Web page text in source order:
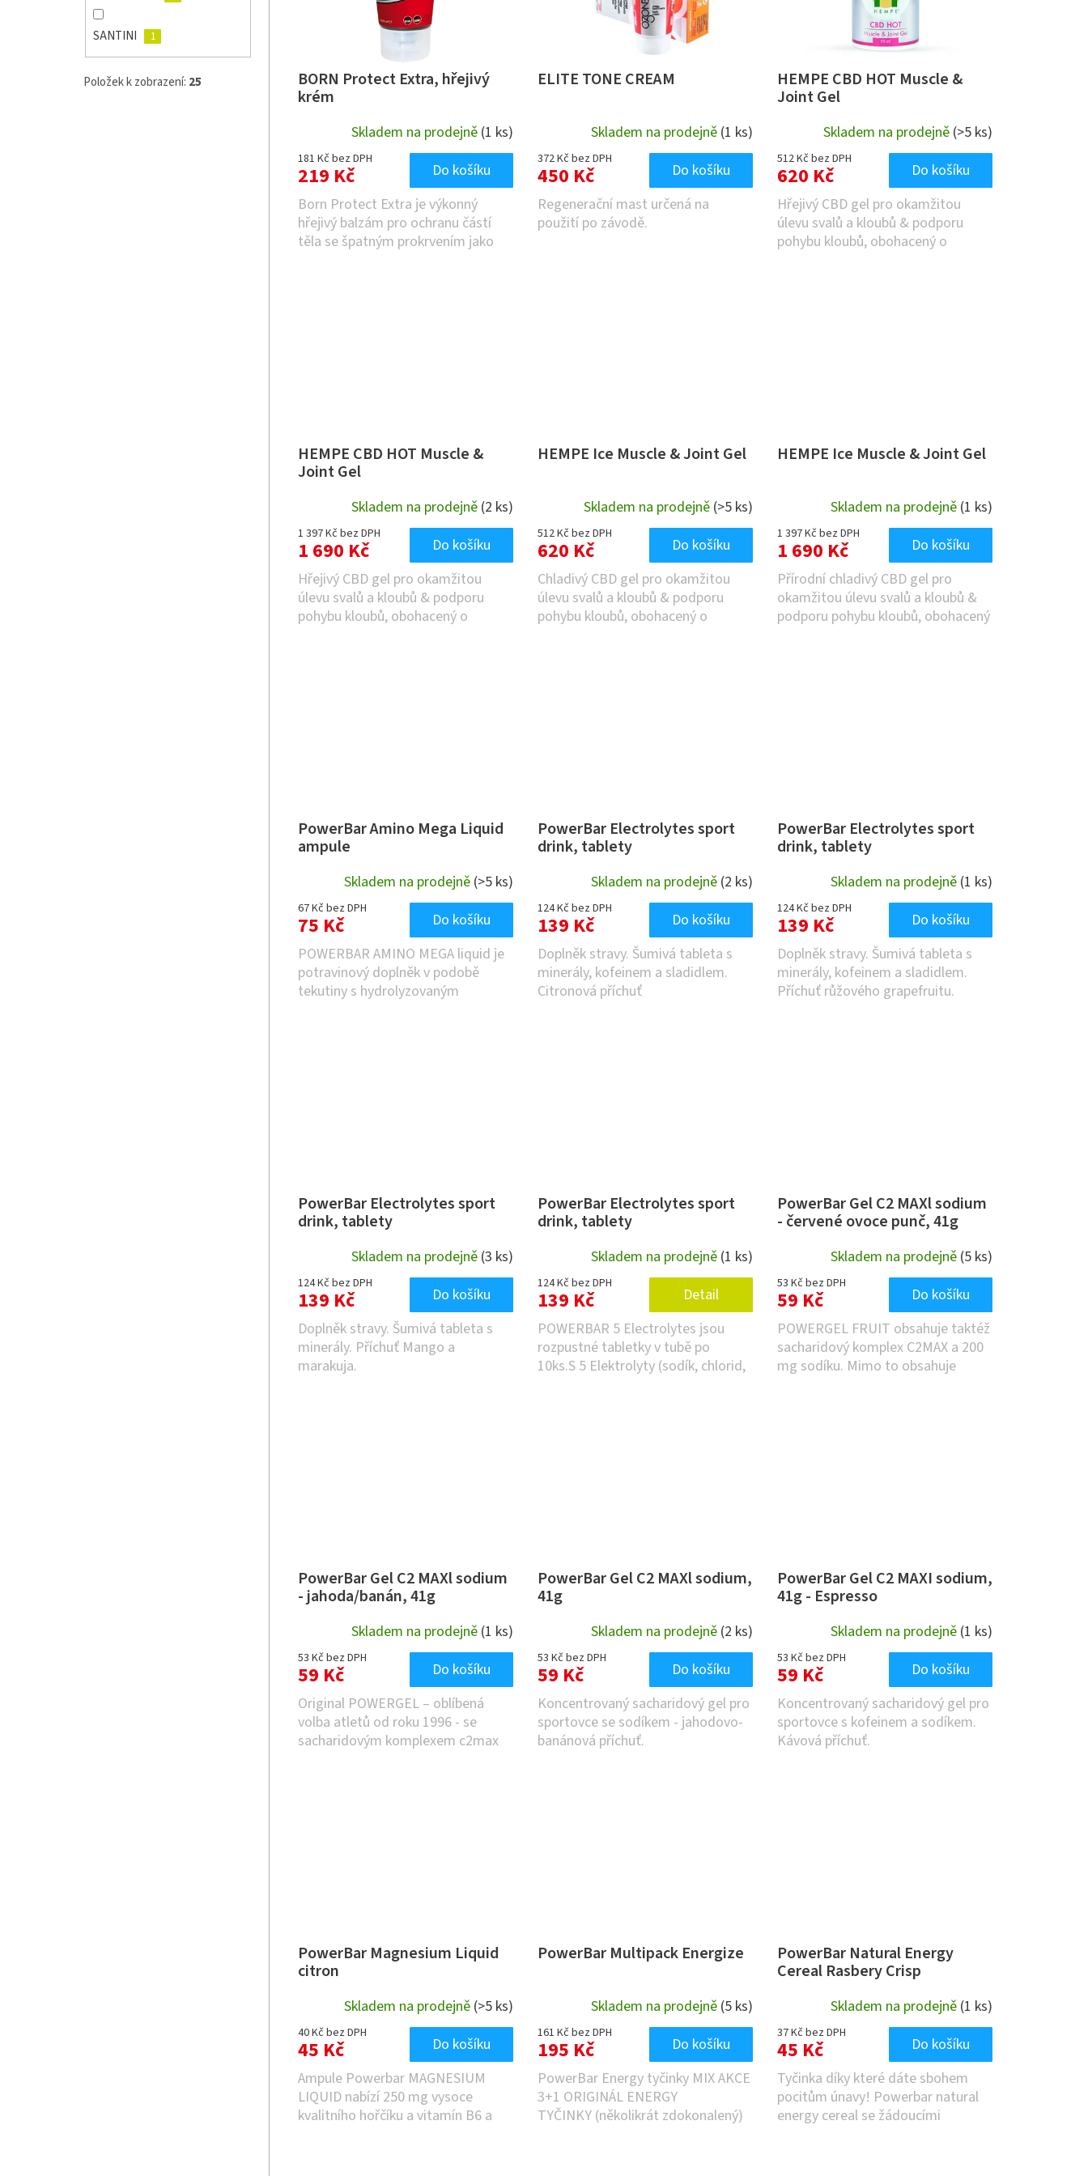
SANTINI 1
Položek k zobrazení: 25 BORN Protect Extra, hřejivý
krém
Skladem na prodejně (1 ks)
181 Kč bez DPH
219 Kč
Do košíku
Born Protect Extra je výkonný
hřejivý balzám pro ochranu částí
těla se špatným prokrvením jako
ELITE TONE CREAM
Skladem na prodejně (1 ks)
372 Kč bez DPH
450 Kč
Do košíku
Regenerační mast určená na
použití po závodě.
HEMPE CBD HOT Muscle &
Joint Gel
Skladem na prodejně (>5 ks)
512 Kč bez DPH
620 Kč
Do košíku
Hřejivý CBD gel pro okamžitou
úlevu svalů a kloubů & podporu
pohybu kloubů, obohacený o
HEMPE CBD HOT Muscle &
Joint Gel
Skladem na prodejně (2 ks)
1 397 Kč bez DPH
1 690 Kč
Do košíku
Hřejivý CBD gel pro okamžitou
úlevu svalů a kloubů & podporu
pohybu kloubů, obohacený o
HEMPE Ice Muscle & Joint Gel
Skladem na prodejně (>5 ks)
512 Kč bez DPH
620 Kč
Do košíku
Chladivý CBD gel pro okamžitou
úlevu svalů a kloubů & podporu
pohybu kloubů, obohacený o
HEMPE Ice Muscle & Joint Gel
Skladem na prodejně (1 ks)
1 397 Kč bez DPH
1 690 Kč
Do košíku
Přírodní chladivý CBD gel pro
okamžitou úlevu svalů a kloubů &
podporu pohybu kloubů, obohacený
PowerBar Amino Mega Liquid
ampule
Skladem na prodejně (>5 ks)
67 Kč bez DPH
75 Kč
Do košíku
POWERBAR AMINO MEGA liquid je
potravinový doplněk v podobě
tekutiny s hydrolyzovaným
PowerBar Electrolytes sport
drink, tablety
Skladem na prodejně (2 ks)
124 Kč bez DPH
139 Kč
Do košíku
Doplněk stravy. Šumivá tableta s
minerály, kofeinem a sladidlem.
Citronová příchuť
PowerBar Electrolytes sport
drink, tablety
Skladem na prodejně (1 ks)
124 Kč bez DPH
139 Kč
Do košíku
Doplněk stravy. Šumivá tableta s
minerály, kofeinem a sladidlem.
Příchuť růžového grapefruitu.
PowerBar Electrolytes sport
drink, tablety
Skladem na prodejně (3 ks)
124 Kč bez DPH
139 Kč
Do košíku
Doplněk stravy. Šumivá tableta s
minerály. Příchuť Mango a
marakuja.
PowerBar Electrolytes sport
drink, tablety
Skladem na prodejně (1 ks)
124 Kč bez DPH
139 Kč
Detail
POWERBAR 5 Electrolytes jsou
rozpustné tabletky v tubě po
10ks.S 5 Elektrolyty (sodík, chlorid,
PowerBar Gel C2 MAXl sodium
- červené ovoce punč, 41g
Skladem na prodejně (5 ks)
53 Kč bez DPH
59 Kč
Do košíku
POWERGEL FRUIT obsahuje taktéž
sacharidový komplex C2MAX a 200
mg sodíku. Mimo to obsahuje
PowerBar Gel C2 MAXl sodium
- jahoda/banán, 41g
Skladem na prodejně (1 ks)
53 Kč bez DPH
59 Kč
Do košíku
Original POWERGEL – oblíbená
volba atletů od roku 1996 - se
sacharidovým komplexem c2max
PowerBar Gel C2 MAXl sodium,
41g
Skladem na prodejně (2 ks)
53 Kč bez DPH
59 Kč
Do košíku
Koncentrovaný sacharidový gel pro
sportovce se sodíkem - jahodovo-
banánová příchuť.
PowerBar Gel C2 MAXI sodium,
41g - Espresso
Skladem na prodejně (1 ks)
53 Kč bez DPH
59 Kč
Do košíku
Koncentrovaný sacharidový gel pro
sportovce s kofeinem a sodíkem.
Kávová příchuť.
PowerBar Magnesium Liquid
citron
Skladem na prodejně (>5 ks)
40 Kč bez DPH
45 Kč
Do košíku
Ampule Powerbar MAGNESIUM
LIQUID nabízí 250 mg vysoce
kvalitního hořčíku a vitamín B6 a
PowerBar Multipack Energize
Skladem na prodejně (5 ks)
161 Kč bez DPH
195 Kč
Do košíku
PowerBar Energy tyčinky MIX AKCE
3+1 ORIGINÁL ENERGY
TYČINKY (několikrát zdokonalený)
PowerBar Natural Energy
Cereal Rasbery Crisp
Skladem na prodejně (1 ks)
37 Kč bez DPH
45 Kč
Do košíku
Tyčinka díky které dáte sbohem
pocitům únavy! Powerbar natural
energy cereal se žádoucími